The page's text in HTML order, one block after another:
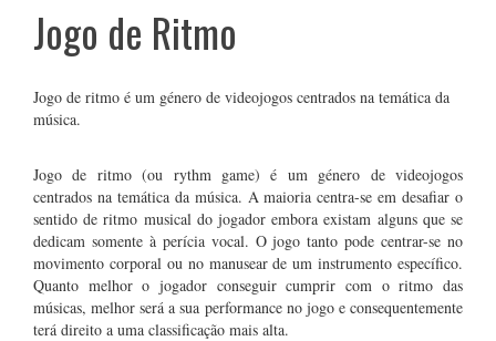
Jogo de Ritmo
Jogo de ritmo é um género de videojogos centrados na temática da
música.
Jogo de ritmo (ou rythm game) é um género de videojogos
centrados na temática da música. A maioria centra-se em desafiar o
sentido de ritmo musical do jogador embora existam alguns que se
dedicam somente à perícia vocal. O jogo tanto pode centrar-se no
movimento corporal ou no manusear de um instrumento específico.
Quanto melhor o jogador conseguir cumprir com o ritmo das
músicas, melhor será a sua performance no jogo e consequentemente
terá direito a uma classificação mais alta.